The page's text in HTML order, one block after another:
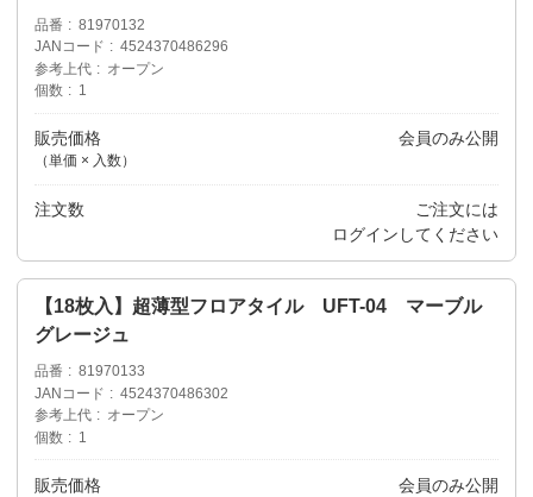
品番
81970132
JANコード
4524370486296
参考上代
オープン
個数
1
販売価格
（単価 × 入数）
会員のみ公開
注文数
ご注文には
ログイン してください
【18枚入】超薄型フロアタイル UFT-04 マーブル
グレージュ
品番
81970133
JANコード
4524370486302
参考上代
オープン
個数
1
販売価格 会員のみ公開